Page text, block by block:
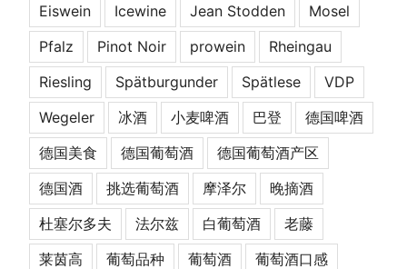
Eiswein
Icewine Jean Stodden
Mosel
Pfalz
Pinot Noir prowein
Rheingau
Riesling
Spätburgunder Spätlese
VDP
Wegeler
冰酒 小麦啤酒 巴登
德国啤酒
德国美食
德国葡萄酒
德国葡萄酒产区
德国酒
挑选葡萄酒 摩泽尔
晚摘酒
杜塞尔多夫
法尔兹 白葡萄酒
老藤
莱茵高
葡萄品种 葡萄酒
葡萄酒口感